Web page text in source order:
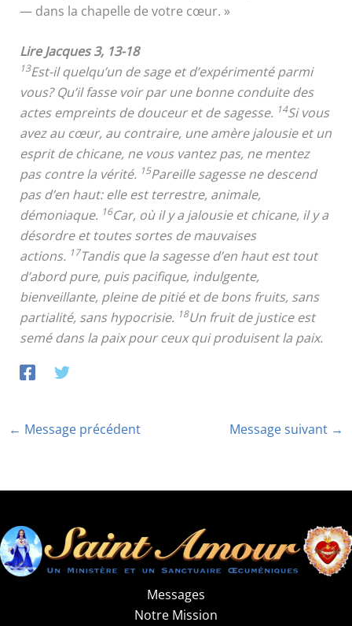
— dans la chapelle de votre cœur. »
Lire Jacques 3, 13-18
13Est-il quelqu’un de sage et d’expérimenté parmi
vous? Qu’il fasse voir par une bonne conduite des
actes empreints de douceur et de sagesse. 14Si vous
avez au cœur, au contraire, une amère jalousie et un
esprit de chicane, ne vous vantez pas, ne mentez
pas contre la vérité. 15Pareille sagesse ne descend
pas d’en haut: elle est terrestre, animale,
démoniaque. 16Car, où il y a jalousie et chicane, il y a
désordre et toutes sortes de mauvaises
actions. 17Tandis que la sagesse d’en haut est tout
d’abord pure, puis pacifique, indulgente,
bienveillante, pleine de pitié et de bons fruits, sans
partialité, sans hypocrisie. 18Un fruit de justice est
semé dans la paix pour ceux qui produisent la paix.
← Message précédent Message suivant →
Messages
Notre Mission